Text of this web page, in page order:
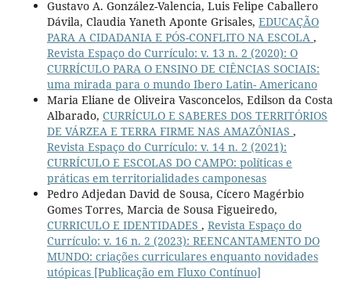
Gustavo A. González-Valencia, Luis Felipe Caballero
Dávila, Claudia Yaneth Aponte Grisales, EDUCAÇÃO
PARA A CIDADANIA E PÓS-CONFLITO NA ESCOLA ,
Revista Espaço do Currículo: v. 13 n. 2 (2020): O
CURRÍCULO PARA O ENSINO DE CIÊNCIAS SOCIAIS:
uma mirada para o mundo Ibero Latin- Americano
Maria Eliane de Oliveira Vasconcelos, Edilson da Costa
Albarado, CURRÍCULO E SABERES DOS TERRITÓRIOS
DE VÁRZEA E TERRA FIRME NAS AMAZÔNIAS ,
Revista Espaço do Currículo: v. 14 n. 2 (2021):
CURRÍCULO E ESCOLAS DO CAMPO: políticas e
práticas em territorialidades camponesas
Pedro Adjedan David de Sousa, Cícero Magérbio
Gomes Torres, Marcia de Sousa Figueiredo,
CURRICULO E IDENTIDADES , Revista Espaço do
Currículo: v. 16 n. 2 (2023): REENCANTAMENTO DO
MUNDO: criações curriculares enquanto novidades
utópicas [Publicação em Fluxo Contínuo]